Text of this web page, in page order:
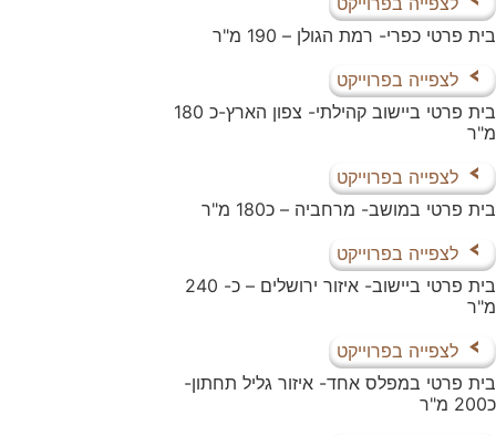
בית פרטי כפרי- רמת הגולן – 190 מ"ר
לצפייה בפרוייקט
בית פרטי ביישוב קהילתי- צפון הארץ-כ 180
מ"ר
לצפייה בפרוייקט
בית פרטי במושב- מרחביה – כ180 מ"ר
לצפייה בפרוייקט
בית פרטי ביישוב- איזור ירושלים – כ- 240
מ"ר
לצפייה בפרוייקט
בית פרטי במפלס אחד- איזור גליל תחתון-
כ200 מ"ר